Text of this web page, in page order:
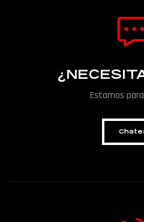
Estamos